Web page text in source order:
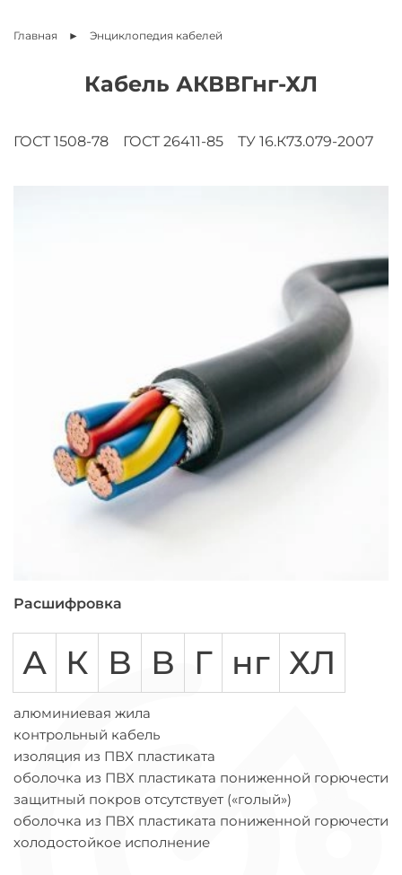
Главная Энциклопедия кабелей
Кабель АКВВГнг-ХЛ
ГОСТ 1508-78 ГОСТ 26411-85 ТУ 16.К73.079-2007
Расшифровка
А К В В Г нг ХЛ
алюминиевая жила
контрольный кабель
изоляция из ПВХ пластиката
оболочка из ПВХ пластиката пониженной горючести
защитный покров отсутствует («голый»)
оболочка из ПВХ пластиката пониженной горючести
холодостойкое исполнение